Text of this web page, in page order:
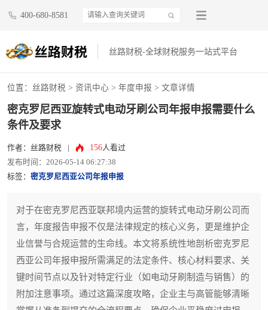
400-680-8581
丝路财税-全球财税服务一站式平台
位置： 丝路财税 > 资讯中心 > 年度申报 > 文章详情
密克罗尼西亚旋转式电动牙刷公司年报申报需要什么
条件及要求
作者：丝路财税 156人看过
发布时间：2026-05-14 06:27:38
标签： 密克罗尼西亚公司年报申报
对于在密克罗尼西亚联邦境内运营的旋转式电动牙刷公司而
言，年度报告申报不仅是法律规定的核心义务，更是维护企
业信誉与合规运营的生命线。本文将系统性地剖析密克罗尼
西亚公司年报申报所需满足的法定条件、核心材料要求、关
键时间节点以及针对特定行业（如电动牙刷制造与销售）的
附加注意事项。通过这篇深度攻略，企业主与高管能够清晰